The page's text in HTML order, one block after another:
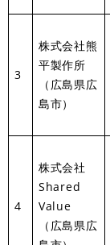
3
株式会社熊
平製作所
（広島県広
島市）
4
株式会社
Shared
Value
（広島県広